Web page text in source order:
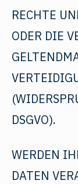
RECHTE
ODER DIE
DSGVO).
WERDEN
DATEN